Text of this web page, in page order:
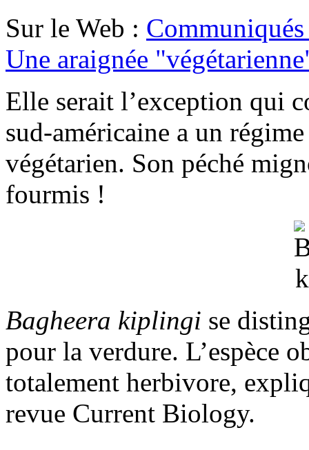
Sur le Web :
Une araignée
Elle serait l’exception qui
sud-américaine a un
végétarien. Son péché
fourmis !
Bagheera kiplingi se
pour la verdure. L’espèce
totalement herbivore,
revue Current Biology.